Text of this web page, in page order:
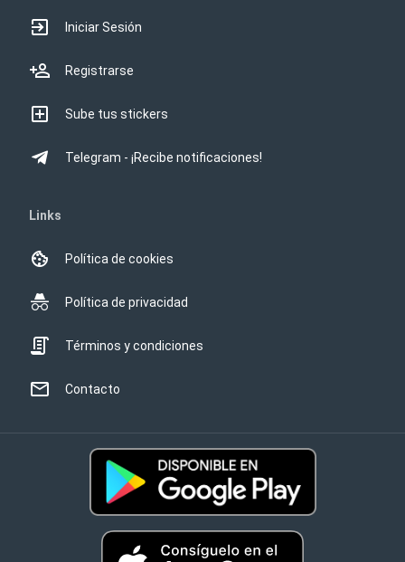
Iniciar Sesión
Registrarse
Sube tus stickers
Telegram - ¡Recibe notificaciones!
Links
Política de cookies
Política de privacidad
Términos y condiciones
Contacto